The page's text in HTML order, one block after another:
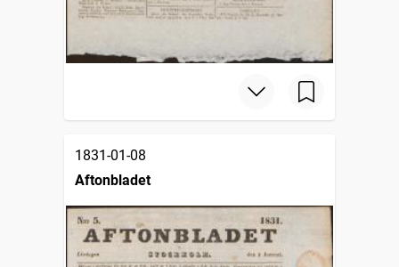
1831-01-08
Aftonbladet